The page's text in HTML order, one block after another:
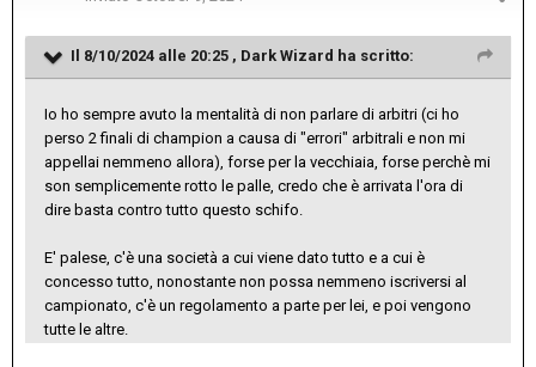
Il 8/10/2024 alle 20:25 , Dark Wizard ha scritto:
Io ho sempre avuto la mentalità di non parlare di arbitri (ci ho
perso 2 finali di champion a causa di "errori" arbitrali e non mi
appellai nemmeno allora), forse per la vecchiaia, forse perchè mi
son semplicemente rotto le palle, credo che è arrivata l'ora di
dire basta contro tutto questo schifo.
E' palese, c'è una società a cui viene dato tutto e a cui è
concesso tutto, nonostante non possa nemmeno iscriversi al
campionato, c'è un regolamento a parte per lei, e poi vengono
tutte le altre.